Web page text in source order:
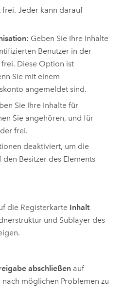
Jeder kann darauf
: Geben Sie Ihre Inhalte
Benutzer in der
Diese Option ist
Sie mit einem
angemeldet sind.
Sie Ihre Inhalte für
Sie angehören, und für
frei.
deaktiviert, um die
Besitzer des Elements
die Registerkarte Inhalt
und Sublayer des
abschließenauf
nach möglichen Problemen zu